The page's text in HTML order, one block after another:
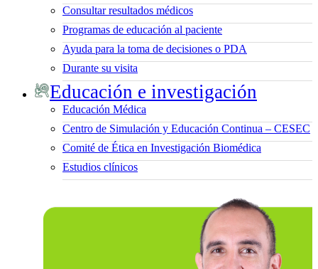
Consultar resultados médicos
Programas de educación al paciente
Ayuda para la toma de decisiones o PDA
Durante su visita
Educación e investigación
Educación Médica
Centro de Simulación y Educación Continua – CESEC
Comité de Ética en Investigación Biomédica
Estudios clínicos